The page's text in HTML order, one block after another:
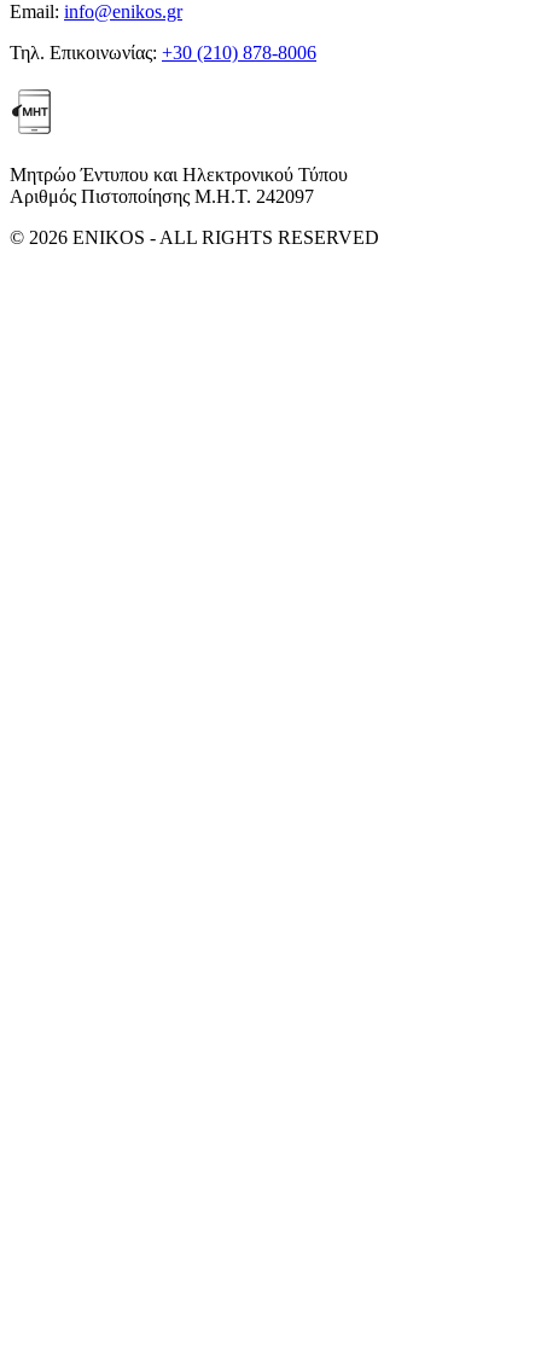
Email: info@enikos.gr
Τηλ. Επικοινωνίας: +30 (210) 878-8006
Μητρώο Έντυπου και Ηλεκτρονικού Τύπου
Αριθμός Πιστοποίησης Μ.Η.Τ. 242097
© 2026 ENIKOS - ALL RIGHTS RESERVED